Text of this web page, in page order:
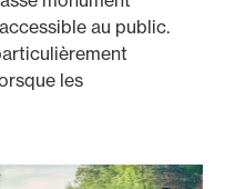
au public.
les